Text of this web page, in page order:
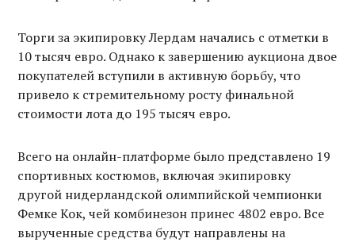
Торги за экипировку Лердам начались с отметки в
10 тысяч евро. Однако к завершению аукциона двое
покупателей вступили в активную борьбу, что
привело к стремительному росту финальной
стоимости лота до 195 тысяч евро.
Всего на онлайн-платформе было представлено 19
спортивных костюмов, включая экипировку
другой нидерландской олимпийской чемпионки
Фемке Кок, чей комбинезон принес 4802 евро. Все
вырученные средства будут направлены на